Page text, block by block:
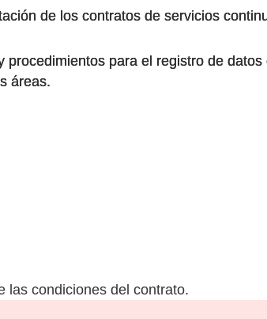
de los contratos de servicios
para el registro de
áreas.
las condiciones del contrato.